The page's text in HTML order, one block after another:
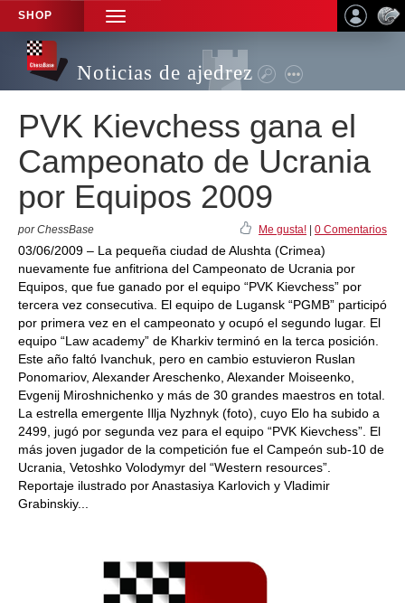
SHOP
TOGGLE
NAVIGATION
Noticias de ajedrez
PVK Kievchess gana el
Campeonato de Ucrania
por Equipos 2009
por ChessBase Me gusta! 0 Comentarios
03/06/2009 – La pequeña ciudad de Alushta (Crimea)
nuevamente fue anfitriona del Campeonato de Ucrania por
Equipos, que fue ganado por el equipo “PVK Kievchess” por
tercera vez consecutiva. El equipo de Lugansk “PGMB” participó
por primera vez en el campeonato y ocupó el segundo lugar. El
equipo “Law academy” de Kharkiv terminó en la terca posición.
Este año faltó Ivanchuk, pero en cambio estuvieron Ruslan
Ponomariov, Alexander Areschenko, Alexander Moiseenko,
Evgenij Miroshnichenko y más de 30 grandes maestros en total.
La estrella emergente Illja Nyzhnyk (foto), cuyo Elo ha subido a
2499, jugó por segunda vez para el equipo “PVK Kievchess”. El
más joven jugador de la competición fue el Campeón sub-10 de
Ucrania, Vetoshko Volodymyr del “Western resources”.
Reportaje ilustrado por Anastasiya Karlovich y Vladimir
Grabinskiy...